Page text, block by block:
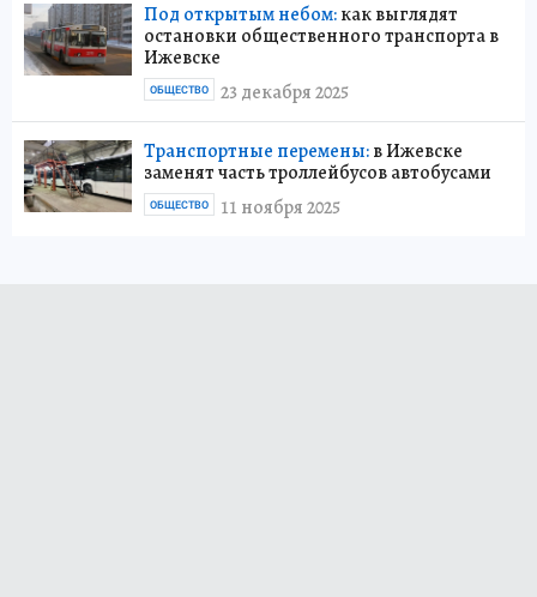
Под открытым небом:как выглядят
остановки общественного транспорта в
Ижевске
23 декабря 2025
ОБЩЕСТВО
Транспортные перемены:в Ижевске
заменят часть троллейбусов автобусами
11 ноября 2025
ОБЩЕСТВО